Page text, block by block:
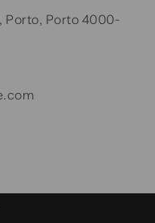
Porto, Porto 4000-